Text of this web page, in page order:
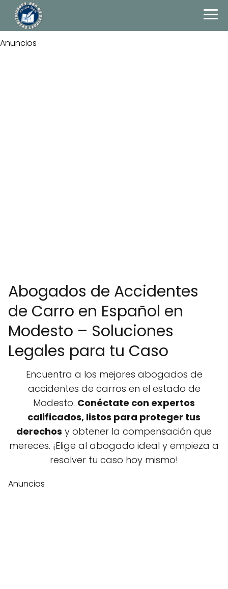
Anuncios
Abogados de Accidentes
de Carro en Español en
Modesto – Soluciones
Legales para tu Caso
Encuentra a los mejores abogados de
accidentes de carros en el estado de
Modesto. Conéctate con expertos
calificados, listos para proteger tus
derechos y obtener la compensación que
mereces. ¡Elige al abogado ideal y empieza a
resolver tu caso hoy mismo!
Anuncios